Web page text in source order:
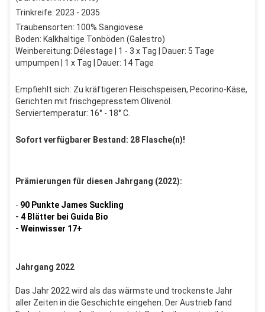
Trinkreife: 2023 - 2035
Traubensorten: 100% Sangiovese
Boden: Kalkhaltige Tonböden (Galestro)
Weinbereitung: Délestage | 1 - 3 x Tag | Dauer: 5 Tage
umpumpen | 1 x Tag | Dauer: 14 Tage
Empfiehlt sich: Zu kräftigeren Fleischspeisen, Pecorino-Käse,
Gerichten mit frischgepresstem Olivenöl.
Serviertemperatur: 16° - 18° C.
Sofort verfügbarer Bestand: 28 Flasche(n)!
Prämierungen für diesen Jahrgang (2022):
- 90 Punkte James Suckling
- 4 Blätter bei Guida Bio
- Weinwisser 17+
Jahrgang 2022
Das Jahr 2022 wird als das wärmste und trockenste Jahr
aller Zeiten in die Geschichte eingehen. Der Austrieb fand